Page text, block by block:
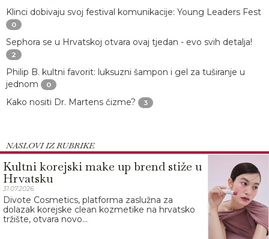
Klinci dobivaju svoj festival komunikacije: Young Leaders Fest
0
Sephora se u Hrvatskoj otvara ovaj tjedan - evo svih detalja!
2
Philip B. kultni favorit: luksuzni šampon i gel za tuširanje u
jednom
0
Kako nositi Dr. Martens čizme? 3
NASLOVI IZ RUBRIKE
Kultni korejski make up brend stiže u
Hrvatsku
31.07.2026.
Divote Cosmetics, platforma zaslužna za
dolazak korejske clean kozmetike na hrvatsko
tržište, otvara novo...